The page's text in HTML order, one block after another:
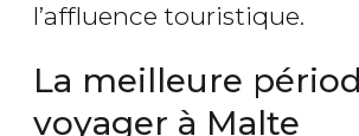
l’affluence touristique.
La meilleure
voyager à Malte